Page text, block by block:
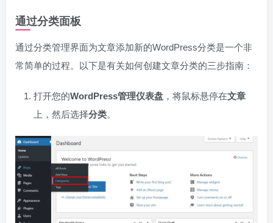
通过分类面板
通过分类管理界面为文章添加新的WordPress分类是一个非
常简单的过程。以下是有关如何创建文章分类的三步指南：
打开您的WordPress管理仪表盘 ，将鼠标悬停在文章
上，然后选择分类。